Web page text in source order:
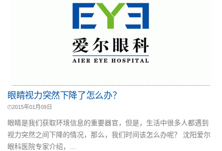
眼睛视力突然下降了怎么办？
2015年01月09日
眼睛是我们获取环境信息的重要器官，但是，生活中很多人都遇到
视力突然之间下降的情况，那么，我们时间该怎么办呢？ 沈阳爱尔
眼科医院专家介绍，...